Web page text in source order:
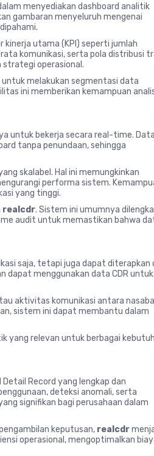
menyediakan dashboard analitik
gambaran menyeluruh mengenai
utama (KPI) seperti jumlah
komunikasi, serta pola distribusi
strategi operasional.
melakukan segmentasi data
ini memberikan kemampuan
untuk bekerja secara real-time. Data
tanpa penundaan, sehingga
skalabel. Hal ini memungkinkan
performa sistem.
yang tinggi.
realcdr. Sistem ini umumnya
audit untuk memastikan bahwa
saja, tetapi juga dapat diterapkan
dapat menggunakan data CDR untuk
aktivitas komunikasi antara
sistem ini dapat membantu dalam
yang relevan untuk berbagai
Record yang lengkap dan
deteksi anomali, serta
signifikan bagi perusahaan dalam
keputusan, realcdr
operasional, mengoptimalkan